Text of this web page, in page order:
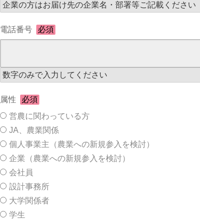
企業の方はお届け先の企業名・部署等ご記載ください
電話番号 必須
数字のみで入力してください
属性
必須
営農に関わっている方
JA、農業関係
個人事業主（農業への新規参入を検討）
企業（農業への新規参入を検討）
会社員
設計事務所
大学関係者
学生